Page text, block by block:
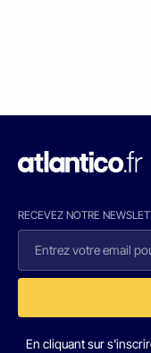
RECEVEZ NOTRE
En cliquant sur